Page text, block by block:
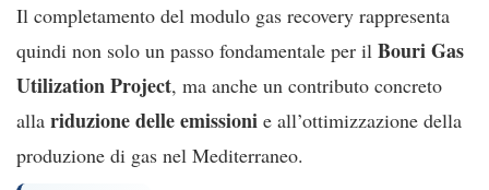
Il completamento del modulo gas recovery rappresenta
quindi non solo un passo fondamentale per il Bouri Gas
Utilization Project, ma anche un contributo concreto
alla riduzione delle emissioni e all’ottimizzazione della
produzione di gas nel Mediterraneo.